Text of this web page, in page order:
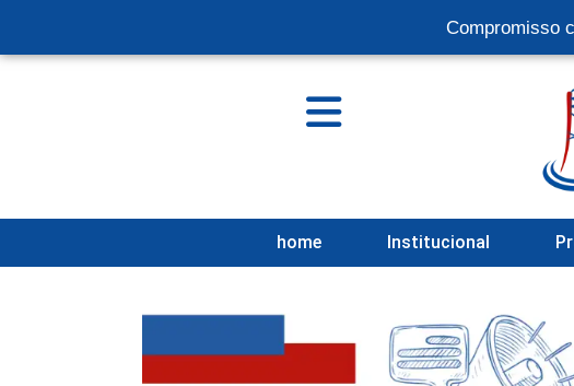
Compromisso
home Institucional